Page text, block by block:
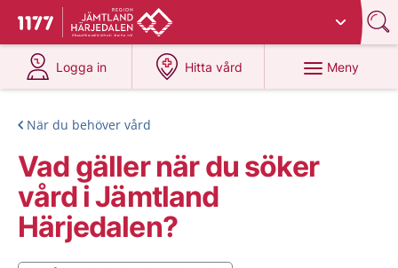
Till startsidan för 1177
Du har valt region
Logga in
på 1177.se
Hitta vård
på 1177.se
Meny
När du behöver vård
Vad gäller när du söker
vård i Jämtland
Härjedalen?